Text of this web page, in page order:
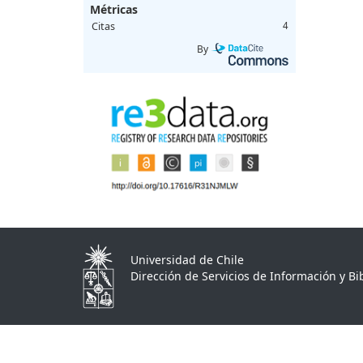
Métricas
Citas 4
By
Universidad de Chile
Dirección de Servicios de Información y